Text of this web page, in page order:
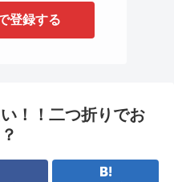
登録する
！！二つ折りでお